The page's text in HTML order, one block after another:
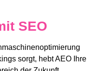
SEO
sorgt, hebt AEO Ihre